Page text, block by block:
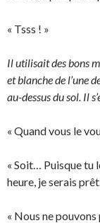
« Tsss ! »
Il utilisait des bons
et blanche de l’une
au-dessus du sol. Il
« Quand vous le
« Soit… Puisque tu
heure, je serais
« Nous ne